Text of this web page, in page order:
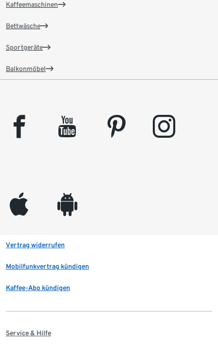
Kaffeemaschinen
Bettwäsche
Sportgeräte
Balkonmöbel
facebook youtube pinterest instagram
appleinc android
Vertrag widerrufen
Mobilfunkvertrag kündigen
Kaffee-Abo kündigen
Service & Hilfe